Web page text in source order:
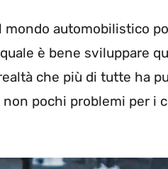
automobilistico
è bene sviluppare
che più di tutte ha
pochi problemi per i